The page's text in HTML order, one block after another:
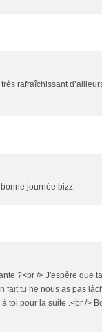
rafraîchissant
journée bizz
?<br /> J'espère que
fait tu ne nous as pas
toi pour la suite .<br />